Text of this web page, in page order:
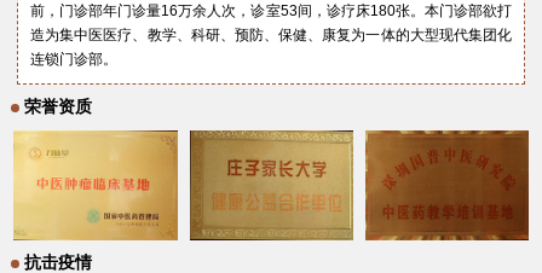
前，门诊部年门诊量16万余人次，诊室53间，诊疗床180张。本门诊部欲打
造为集中医医疗、教学、科研、预防、保健、康复为一体的大型现代集团化
连锁门诊部。
荣誉资质
抗击疫情